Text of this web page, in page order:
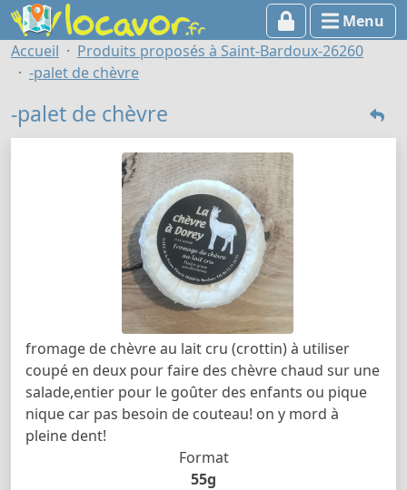
Menu
Accueil
Produits proposés à Saint-Bardoux-26260
-palet de chèvre
-palet de chèvre
fromage de chèvre au lait cru (crottin) à utiliser
coupé en deux pour faire des chèvre chaud sur une
salade,entier pour le goûter des enfants ou pique
nique car pas besoin de couteau! on y mord à
pleine dent!
Format
55g